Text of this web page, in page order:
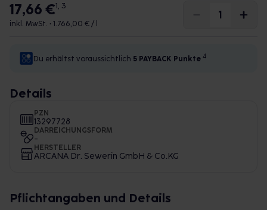
17,66 €1, 3
inkl. MwSt. • 1.766,00 € / l
Du erhältst voraussichtlich 5 PAYBACK Punkte 4
Details
PZN
13297728
DARREICHUNGSFORM
-
HERSTELLER
ARCANA Dr. Sewerin GmbH & Co.KG
Pflichtangaben und Details